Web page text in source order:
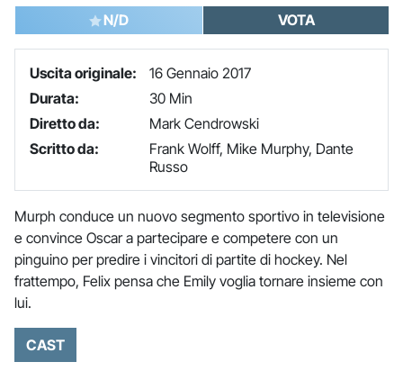
N/D VOTA
Uscita originale:
16 Gennaio 2017
Durata:
30 Min
Diretto da:
Mark Cendrowski
Scritto da:
Frank Wolff, Mike Murphy, Dante
Russo
Murph conduce un nuovo segmento sportivo in televisione
e convince Oscar a partecipare e competere con un
pinguino per predire i vincitori di partite di hockey. Nel
frattempo, Felix pensa che Emily voglia tornare insieme con
lui.
CAST